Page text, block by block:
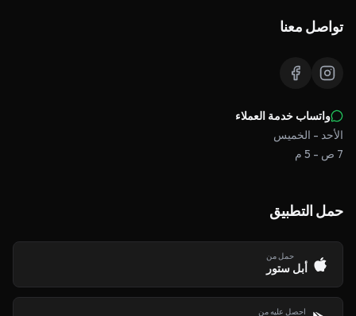
تواصل معنا
واتساب خدمة العملاء
الأحد - الخميس
7 ص - 5 م
حمل التطبيق
حمل من
أبل ستور
احصل عليه من